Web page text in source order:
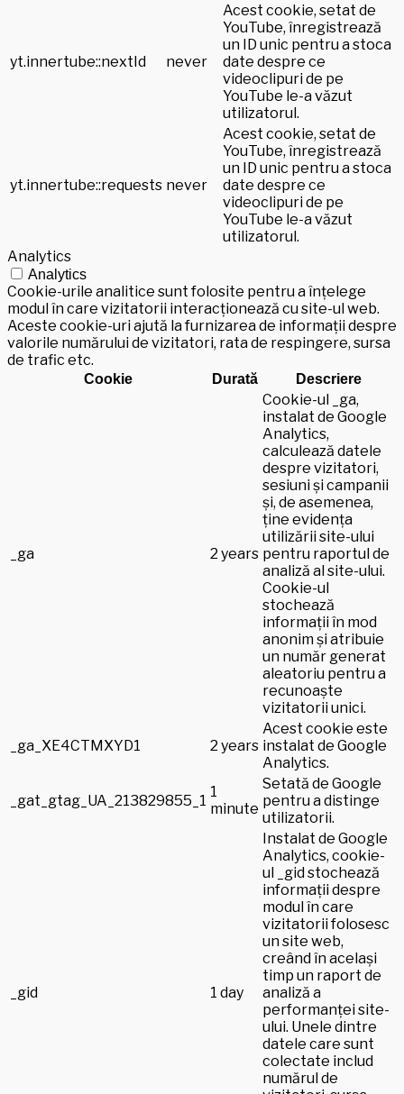
yt.innertube::nextId never
Acest cookie, setat de
YouTube, înregistrează
un ID unic pentru a stoca
date despre ce
videoclipuri de pe
YouTube le-a văzut
utilizatorul.
yt.innertube::requests never
Acest cookie, setat de
YouTube, înregistrează
un ID unic pentru a stoca
date despre ce
videoclipuri de pe
YouTube le-a văzut
utilizatorul.
Analytics
Analytics
Cookie-urile analitice sunt folosite pentru a înțelege
modul în care vizitatorii interacționează cu site-ul web.
Aceste cookie-uri ajută la furnizarea de informații despre
valorile numărului de vizitatori, rata de respingere, sursa
de trafic etc.
Cookie Durată Descriere
_ga 2 years
Cookie-ul _ga,
instalat de Google
Analytics,
calculează datele
despre vizitatori,
sesiuni și campanii
și, de asemenea,
ține evidența
utilizării site-ului
pentru raportul de
analiză al site-ului.
Cookie-ul
stochează
informații în mod
anonim și atribuie
un număr generat
aleatoriu pentru a
recunoaște
vizitatorii unici.
_ga_XE4CTMXYD1 2 years
Acest cookie este
instalat de Google
Analytics.
_gat_gtag_UA_213829855_1
1
minute
Setată de Google
pentru a distinge
utilizatorii.
_gid 1 day
Instalat de Google
Analytics, cookie-
ul _gid stochează
informații despre
modul în care
vizitatorii folosesc
un site web,
creând în același
timp un raport de
analiză a
performanței site-
ului. Unele dintre
datele care sunt
colectate includ
numărul de